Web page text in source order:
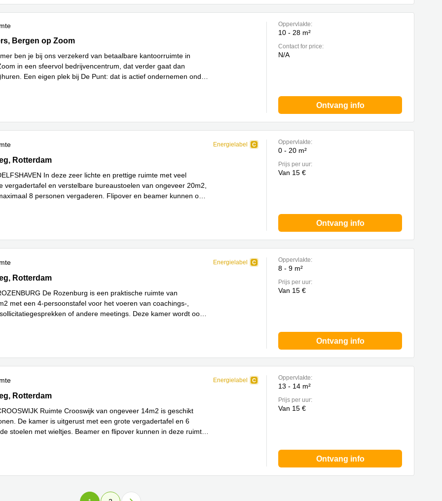
2, Bergen op Zoom
Bergen op Zoom
ben je bij ons verzekerd van betaalbare kantoorruimte in
in een sfeervol bedrijvencentrum, dat verder gaat dan
Een eigen plek bij De Punt: dat is actief ondernemen ond
Oppervlakte:
10 - 28 m²
Contact for price:
N/A
Ontvang info
Energielabel
4, Rotterdam
Rotterdam
In deze zeer lichte en prettige ruimte met veel
vergadertafel en verstelbare bureaustoelen van ongeveer 20m2,
8 personen vergaderen. Flipover en beamer kunnen ook
Oppervlakte:
0 - 20 m²
Prijs per uur:
Van 15 €
Ontvang info
Energielabel
4, Rotterdam
Rotterdam
De Rozenburg is een praktische ruimte van
met een 4-persoonstafel voor het voeren van coachings-,
of andere meetings. Deze kamer wordt ook
Oppervlakte:
8 - 9 m²
Prijs per uur:
Van 15 €
Ontvang info
Energielabel
4, Rotterdam
Rotterdam
Ruimte Crooswijk van ongeveer 14m2 is geschikt
De kamer is uitgerust met een grote vergadertafel en 6
stoelen met wieltjes. Beamer en flipover kunnen in deze ruimte
Oppervlakte:
13 - 14 m²
Prijs per uur:
Van 15 €
Ontvang info